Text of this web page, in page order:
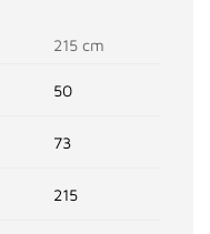
215 cm
50
73
215